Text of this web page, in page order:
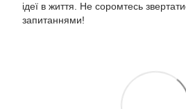
ідеї в життя. Не соромтесь
запитаннями!